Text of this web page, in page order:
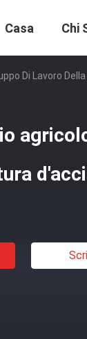
Casa Chi
Di Lavoro